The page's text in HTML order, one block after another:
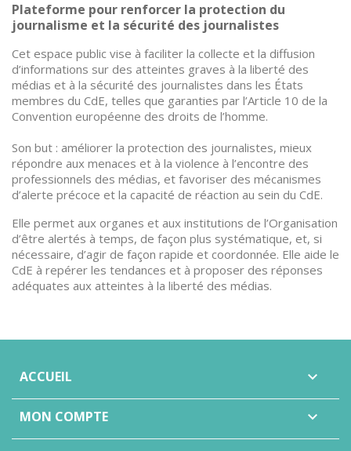
Plateforme pour renforcer la protection du
journalisme et la sécurité des journalistes
Cet espace public vise à faciliter la collecte et la diffusion
d’informations sur des atteintes graves à la liberté des
médias et à la sécurité des journalistes dans les États
membres du CdE, telles que garanties par l’Article 10 de la
Convention européenne des droits de l’homme.
Son but : améliorer la protection des journalistes, mieux
répondre aux menaces et à la violence à l’encontre des
professionnels des médias, et favoriser des mécanismes
d’alerte précoce et la capacité de réaction au sein du CdE.
Elle permet aux organes et aux institutions de l’Organisation
d’être alertés à temps, de façon plus systématique, et, si
nécessaire, d’agir de façon rapide et coordonnée. Elle aide le
CdE à repérer les tendances et à proposer des réponses
adéquates aux atteintes à la liberté des médias.
ACCUEIL 
MON COMPTE 